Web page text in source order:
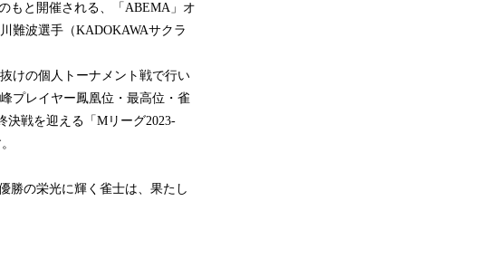
もと開催される、「ABEMA」オ
難波選手（KADOKAWAサクラ
けの個人トーナメント戦で行い
プレイヤー鳳凰位・最高位・雀
決戦を迎える「Mリーグ2023-
勝の栄光に輝く雀士は、果たし